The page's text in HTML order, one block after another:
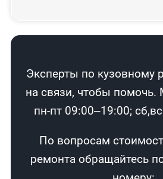
Эксперты по кузовному
на связи, чтобы
пн-пт 09:00–19:00;
По вопросам
ремонта обращайтесь